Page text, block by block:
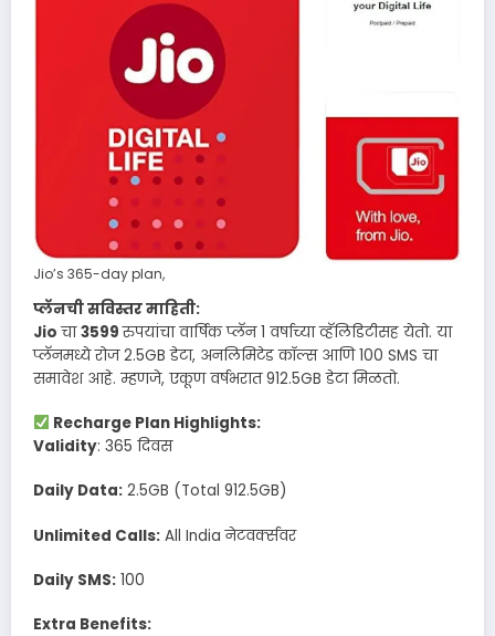
Jio’s 365-day plan,
प्लॅनची सविस्तर माहिती:
Jio चा3599रुपयांचा वार्षिक प्लॅन 1 वर्षाच्या व्हॅलिडिटीसह येतो. या
प्लॅनमध्ये रोज 2.5GB डेटा, अनलिमिटेड कॉल्स आणि 100 SMS चा
समावेश आहे. म्हणजे, एकूण वर्षभरात 912.5GB डेटा मिळतो.
Recharge Plan Highlights:
Validity: 365 दिवस
Daily Data: 2.5GB (Total 912.5GB)
Unlimited Calls: All India नेटवर्क्सवर
Daily SMS: 100
Extra Benefits: